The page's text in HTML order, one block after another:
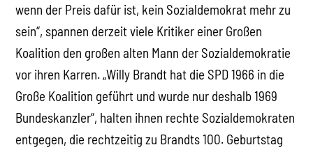
wenn der Preis dafür ist, kein Sozialdemokrat mehr zu
sein“, spannen derzeit viele Kritiker einer Großen
Koalition den großen alten Mann der Sozialdemokratie
vor ihren Karren. „Willy Brandt hat die SPD 1966 in die
Große Koalition geführt und wurde nur deshalb 1969
Bundeskanzler“, halten ihnen rechte Sozialdemokraten
entgegen, die rechtzeitig zu Brandts 100. Geburtstag